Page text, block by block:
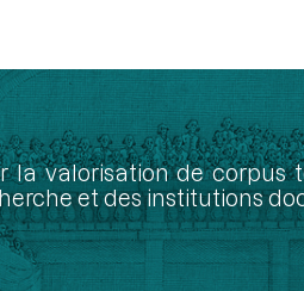
la valorisation de
et des institutions